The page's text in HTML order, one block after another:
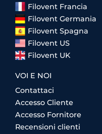
Filovent Francia
Filovent Germania
Filovent Spagna
Filovent US
Filovent UK
VOI E NOI
Contattaci
Accesso Cliente
Accesso Fornitore
Recensioni clienti